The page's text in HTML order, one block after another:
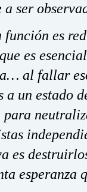
a ser
es
es
al fallar
a un estado
para
es
esperanza